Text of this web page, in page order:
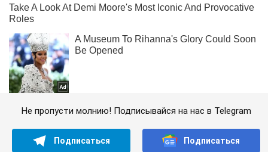
Не пропусти молнию! Подписывайся на нас в Telegram
Подписаться Подписаться